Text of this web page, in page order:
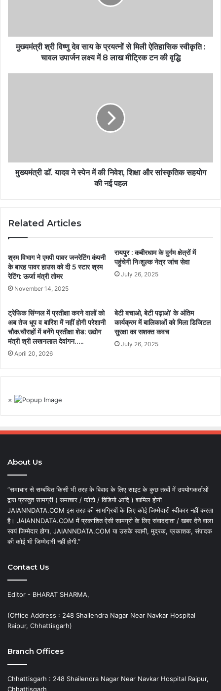
मुख्यमंत्री श्री विष्णु देव साय के प्रयत्नों से मिली ऐतिहासिक स्वीकृति :
चावल उपार्जन लक्ष्य में 8 लाख मीट्रिक टन की वृद्धि
मुख्यमंत्री डॉ. यादव ने स्पेन में की निवेश, शिक्षा और सांस्कृतिक सहयोग
की नई पहल
Related Articles
श्रम विभाग ने एमपी पावर जनरेटिंग कंपनी
के बारह पावर हाउस को दी 5 स्टार श्रम
रेटिंग: ऊर्जा मंत्री तोमर
November 14, 2025
रायपुर : कबीरधाम के दुर्गम क्षेत्रों में
पहुंचेगी निःशुल्क नेत्र जांच सेवा
July 26, 2025
ट्रेफिक सिंग्नल में प्रतीक्षा करने वालों को
अब तेज धूप व बारिश में नहीं होगी परेशानी
चौक.चौराहों में बनेंगे प्रतीक्षा शेड: उद्योग
मंत्री श्री लखनलाल देवांगन…..
April 20, 2026
बेटी बचाओ, बेटी पढ़ाओ’ के अंतिम
कार्यक्रम में बालिकाओं को मिला डिजिटल
सुरक्षा का सशक्त कवच
July 26, 2025
×
About Us
“समाचार से सम्बंधित किसी भी तरह के विवाद के लिए साइट के कुछ तत्वों में उपयोगकर्ताओं
द्वारा प्रस्तुत सामग्री ( समाचार / फोटो / विडियो आदि ) शामिल होगी
JAIANNDATA.COM इस तरह की सामग्रियों के लिए कोई जिम्मेदारी स्वीकार नहीं करता
है। JAIANNDATA.COM में प्रकाशित ऐसी सामग्री के लिए संवाददाता / खबर देने वाला
स्वयं जिम्मेदार होगा, JAIANNDATA.COM या उसके स्वामी, मुद्रक, प्रकाशक, संपादक
की कोई भी जिम्मेदारी नहीं होगी.”
Contact Us
Editor - BHARAT SHARMA,
(Office Address : 248 Shailendra Nagar Near Navkar Hospital
Raipur, Chhattisgarh)
Branch Offices
Chhattisgarh : 248 Shailendra Nagar Near Navkar Hospital Raipur,
Chhattisgarh